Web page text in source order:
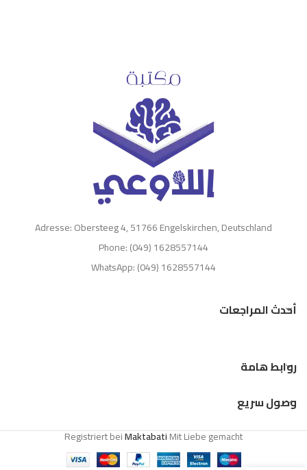
Adresse: Obersteeg 4, 51766 Engelskirchen, Deutschland
Phone: (049) 1628557144
WhatsApp: (049) 1628557144
أحدث المراجعات
روابط هامة
وصول سريع
Registriert beiMaktabatiMit Liebe gemacht